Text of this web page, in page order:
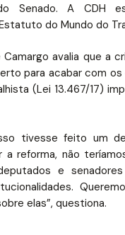
Senado. A CDH
do Mundo do
Camargo avalia que a
para acabar com
(Lei 13.467/17)
tivesse feito um
a reforma, não
e
elas”, questiona.